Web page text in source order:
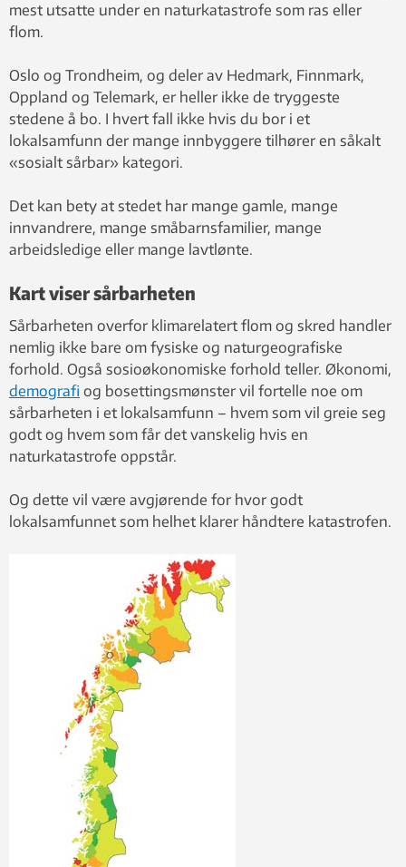
mest utsatte under en naturkatastrofe som ras eller
flom.
Oslo og Trondheim, og deler av Hedmark, Finnmark,
Oppland og Telemark, er heller ikke de tryggeste
stedene å bo. I hvert fall ikke hvis du bor i et
lokalsamfunn der mange innbyggere tilhører en såkalt
«sosialt sårbar» kategori.
Det kan bety at stedet har mange gamle, mange
innvandrere, mange småbarnsfamilier, mange
arbeidsledige eller mange lavtlønte.
Kart viser sårbarheten
Sårbarheten overfor klimarelatert flom og skred handler
nemlig ikke bare om fysiske og naturgeografiske
forhold. Også sosioøkonomiske forhold teller. Økonomi,
demografi og bosettingsmønster vil fortelle noe om
sårbarheten i et lokalsamfunn – hvem som vil greie seg
godt og hvem som får det vanskelig hvis en
naturkatastrofe oppstår.
Og dette vil være avgjørende for hvor godt
lokalsamfunnet som helhet klarer håndtere katastrofen.